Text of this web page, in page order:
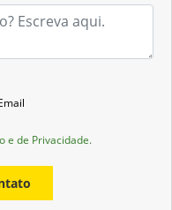
e de Privacidade.